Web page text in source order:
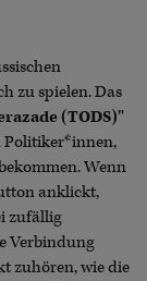
zu spielen. Das
(TODS)"
Politiker*innen,
Wenn
anklickt,
zufällig
Verbindung
zuhören, wie die